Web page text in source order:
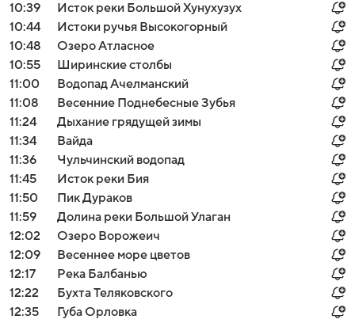
10:39
Исток реки Большой Хунухузух
10:44
Истоки ручья Высокогорный
10:48
Озеро Атласное
10:55
Ширинские столбы
11:00
Водопад Ачелманский
11:08
Весенние Поднебесные Зубья
11:24
Дыхание грядущей зимы
11:34
Вайда
11:36
Чульчинский водопад
11:45
Исток реки Бия
11:50
Пик Дураков
11:59
Долина реки Большой Улаган
12:02
Озеро Ворожеич
12:09
Весеннее море цветов
12:17
Река Балбанью
12:22
Бухта Теляковского
12:35
Губа Орловка